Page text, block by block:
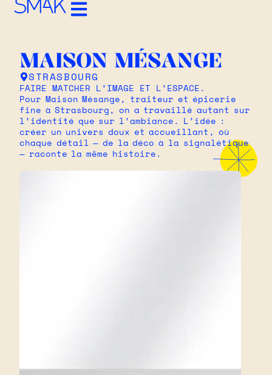
MAISON MÉSANGE
STRASBOURG
FAIRE MATCHER L’IMAGE ET L’ESPACE.
Pour Maison Mésange, traiteur et épicerie
fine à Strasbourg, on a travaillé autant sur
l’identité que sur l’ambiance. L’idée :
créer un univers doux et accueillant, où
chaque détail — de la déco à la signalétique
— raconte la même histoire.